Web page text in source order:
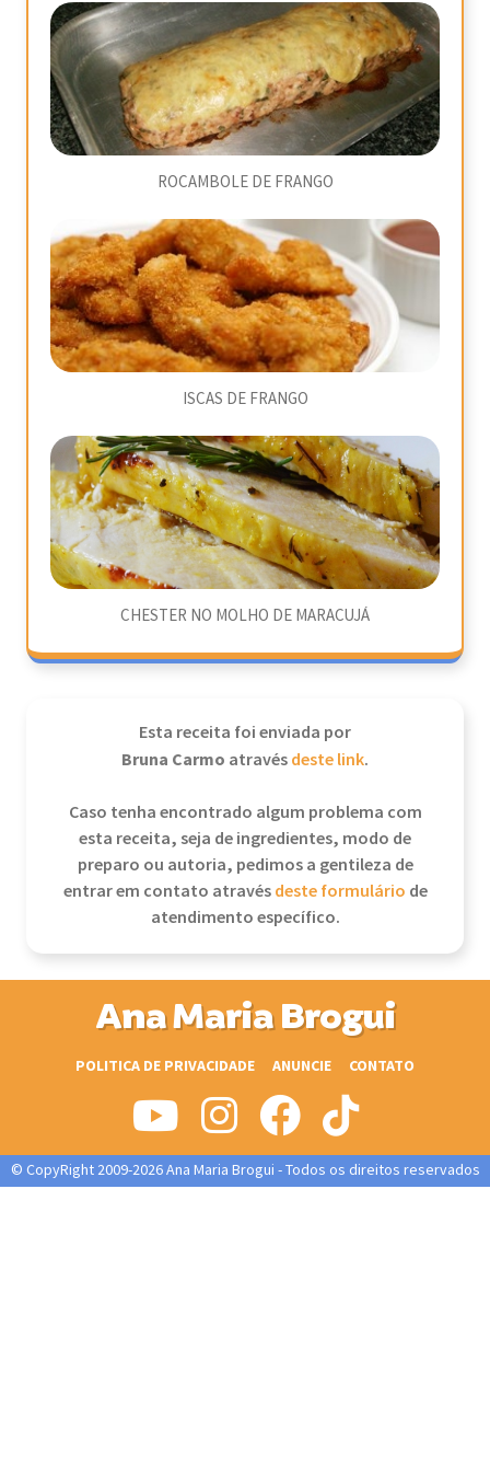
ROCAMBOLE DE FRANGO
ISCAS DE FRANGO
CHESTER NO MOLHO DE MARACUJÁ
Esta receita foi enviada por
Bruna Carmo atravésdeste link.
Caso tenha encontrado algum problema com
esta receita, seja de ingredientes, modo de
preparo ou autoria, pedimos a gentileza de
entrar em contato atravésdeste formulário de
atendimento específico.
Ana Maria Brogui
POLITICA DE PRIVACIDADE ANUNCIE CONTATO
© CopyRight 2009-2026 Ana Maria Brogui - Todos os direitos reservados